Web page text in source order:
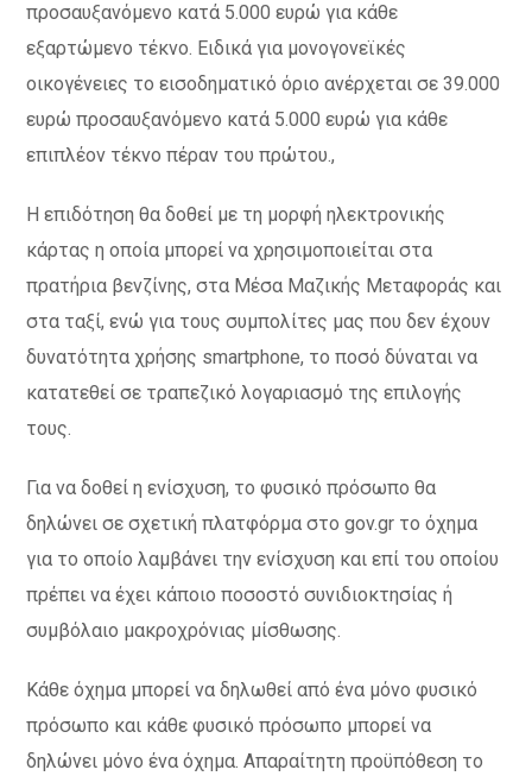
προσαυξανόμενο κατά 5.000 ευρώ για κάθε
εξαρτώμενο τέκνο. Ειδικά για μονογονεϊκές
οικογένειες το εισοδηματικό όριο ανέρχεται σε 39.000
ευρώ προσαυξανόμενο κατά 5.000 ευρώ για κάθε
επιπλέον τέκνο πέραν του πρώτου.,
Η επιδότηση θα δοθεί με τη μορφή ηλεκτρονικής
κάρτας η οποία μπορεί να χρησιμοποιείται στα
πρατήρια βενζίνης, στα Μέσα Μαζικής Μεταφοράς και
στα ταξί, ενώ για τους συμπολίτες μας που δεν έχουν
δυνατότητα χρήσης smartphone, το ποσό δύναται να
κατατεθεί σε τραπεζικό λογαριασμό της επιλογής
τους.
Για να δοθεί η ενίσχυση, το φυσικό πρόσωπο θα
δηλώνει σε σχετική πλατφόρμα στο gov.gr το όχημα
για το οποίο λαμβάνει την ενίσχυση και επί του οποίου
πρέπει να έχει κάποιο ποσοστό συνιδιοκτησίας ή
συμβόλαιο μακρoχρόνιας μίσθωσης.
Κάθε όχημα μπορεί να δηλωθεί από ένα μόνο φυσικό
πρόσωπο και κάθε φυσικό πρόσωπο μπορεί να
δηλώνει μόνο ένα όχημα. Απαραίτητη προϋπόθεση το